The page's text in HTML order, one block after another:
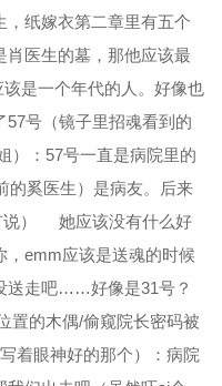
纸嫁衣第二章里有五个
肖医生的墓，那他应该最
是一个年代的人。好像也
号（镜子里招魂看到的
）：57号一直是病院里的
的奚医生）是病友。后来
说） 她应该没有什么好
，emm应该是送魂的时候
送走吧……好像是31号？
置的木偶/偷窥院长密码被
着眼神好的那个）：病院